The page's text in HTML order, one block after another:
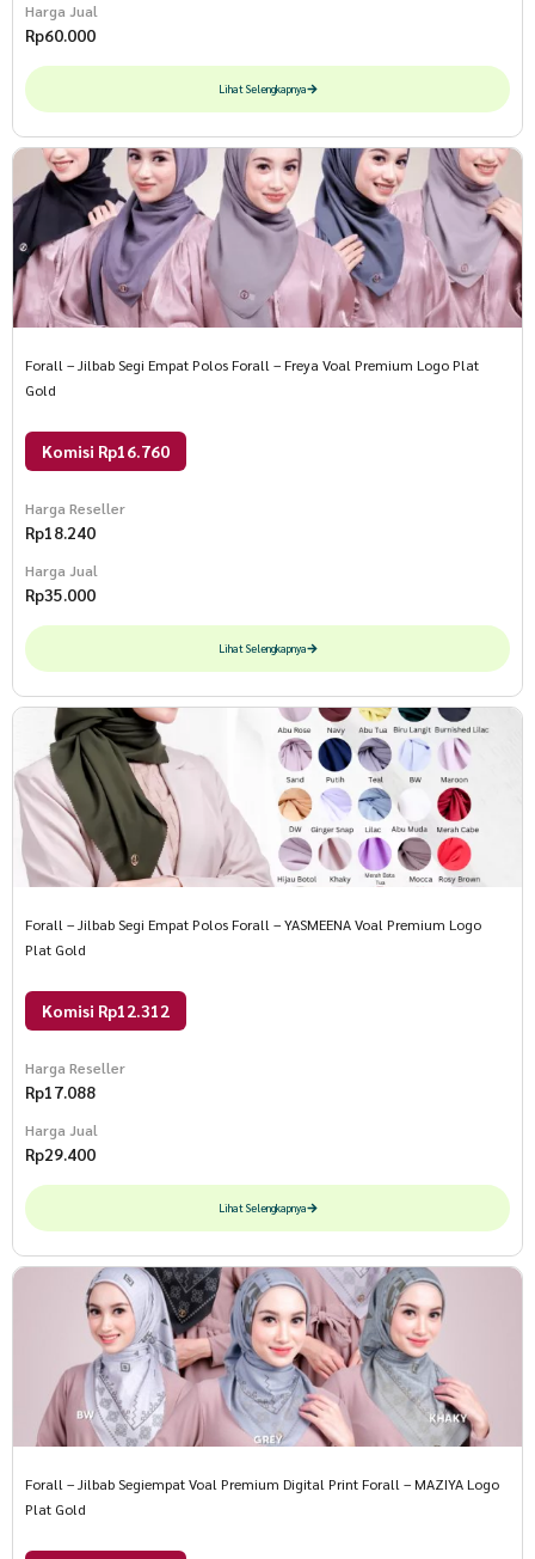
Harga Jual
Rp60.000
Lihat Selengkapnya
Forall – Jilbab Segi Empat Polos Forall – Freya Voal Premium Logo Plat
Gold
Komisi Rp16.760
Harga Reseller
Rp18.240
Harga Jual
Rp35.000
Lihat Selengkapnya
Forall – Jilbab Segi Empat Polos Forall – YASMEENA Voal Premium Logo
Plat Gold
Komisi Rp12.312
Harga Reseller
Rp17.088
Harga Jual
Rp29.400
Lihat Selengkapnya
Forall – Jilbab Segiempat Voal Premium Digital Print Forall – MAZIYA Logo
Plat Gold